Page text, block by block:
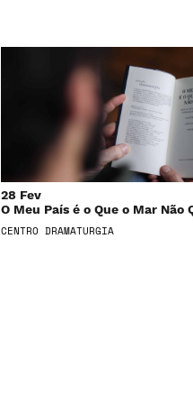
28 Fev
O Meu País é o Que o Mar Não
CENTRO DRAMATURGIA